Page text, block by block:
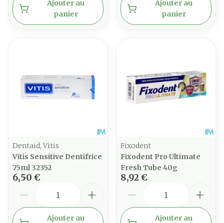
Ajouter au
panier
Ajouter au
panier
Dentaid, Vitis
Vitis Sensitive Dentifrice
75ml 32352
6,50 €
Ajouter au
Fixodent
Fixodent Pro Ultimate
Fresh Tube 40g
8,92 €
Ajouter au